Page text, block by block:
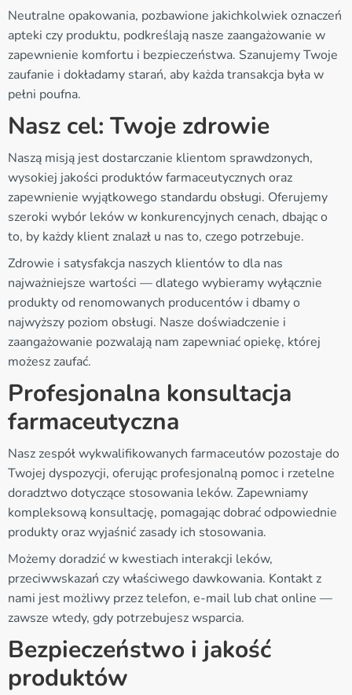
Neutralne opakowania, pozbawione jakichkolwiek oznaczeń
apteki czy produktu, podkreślają nasze zaangażowanie w
zapewnienie komfortu i bezpieczeństwa. Szanujemy Twoje
zaufanie i dokładamy starań, aby każda transakcja była w
pełni poufna.
Nasz cel: Twoje zdrowie
Naszą misją jest dostarczanie klientom sprawdzonych,
wysokiej jakości produktów farmaceutycznych oraz
zapewnienie wyjątkowego standardu obsługi. Oferujemy
szeroki wybór leków w konkurencyjnych cenach, dbając o
to, by każdy klient znalazł u nas to, czego potrzebuje.
Zdrowie i satysfakcja naszych klientów to dla nas
najważniejsze wartości — dlatego wybieramy wyłącznie
produkty od renomowanych producentów i dbamy o
najwyższy poziom obsługi. Nasze doświadczenie i
zaangażowanie pozwalają nam zapewniać opiekę, której
możesz zaufać.
Profesjonalna konsultacja
farmaceutyczna
Nasz zespół wykwalifikowanych farmaceutów pozostaje do
Twojej dyspozycji, oferując profesjonalną pomoc i rzetelne
doradztwo dotyczące stosowania leków. Zapewniamy
kompleksową konsultację, pomagając dobrać odpowiednie
produkty oraz wyjaśnić zasady ich stosowania.
Możemy doradzić w kwestiach interakcji leków,
przeciwwskazań czy właściwego dawkowania. Kontakt z
nami jest możliwy przez telefon, e-mail lub chat online —
zawsze wtedy, gdy potrzebujesz wsparcia.
Bezpieczeństwo i jakość
produktów